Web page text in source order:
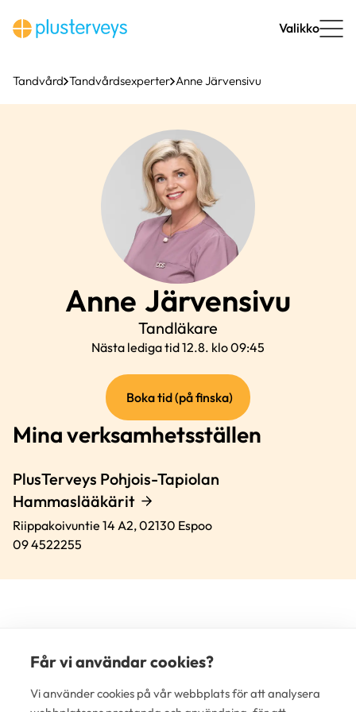
till
innehåll
Valikko
Tandvård Tandvårdsexperter Anne Järvensivu
Anne Järvensivu
Tandläkare
Nästa lediga tid 12.8. klo 09:45
Boka tid (på finska)(extern
länk)
Mina verksamhetsställen
PlusTerveys Pohjois-Tapiolan
Hammaslääkärit
Riippakoivuntie 14 A2,02130 Espoo
09 4522255
Får vi användar cookies?
Vi använder cookies på vår webbplats för att analysera